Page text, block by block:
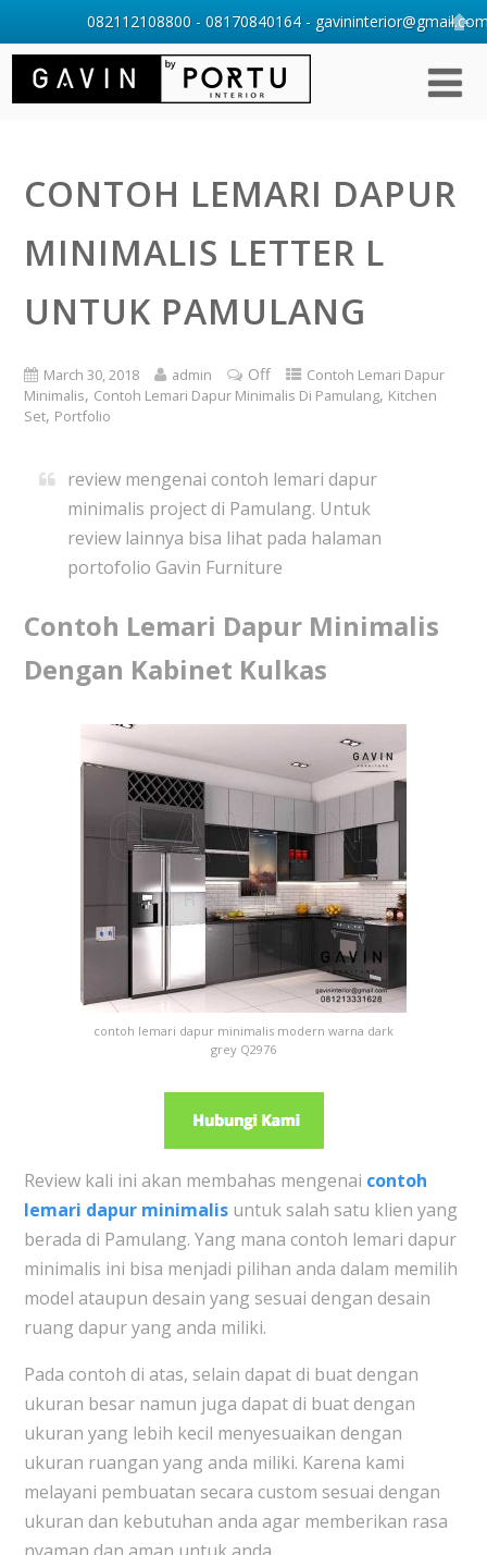
CONTOH LEMARI DAPUR
MINIMALIS LETTER L
UNTUK PAMULANG
March 30, 2018 admin Off
Contoh Lemari Dapur
Minimalis, Contoh Lemari Dapur Minimalis Di Pamulang, Kitchen
Set, Portfolio
review mengenai contoh lemari dapur
minimalis project di Pamulang. Untuk
review lainnya bisa lihat pada halaman
portofolio Gavin Furniture
Contoh Lemari Dapur Minimalis
Dengan Kabinet Kulkas
contoh lemari dapur minimalis modern warna dark
grey Q2976
Review kali ini akan membahas mengenai contoh
lemari dapur minimalisuntuk salah satu klien yang
berada di Pamulang. Yang mana contoh lemari dapur
minimalis ini bisa menjadi pilihan anda dalam memilih
model ataupun desain yang sesuai dengan desain
ruang dapur yang anda miliki.
Pada contoh di atas, selain dapat di buat dengan
ukuran besar namun juga dapat di buat dengan
ukuran yang lebih kecil menyesuaikan dengan
ukuran ruangan yang anda miliki. Karena kami
melayani pembuatan secara custom sesuai dengan
ukuran dan kebutuhan anda agar memberikan rasa
082112108800 - 08170840164 -